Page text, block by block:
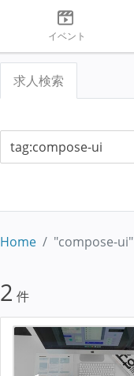
イベント
求人検索
Home "compose-ui"
2 件